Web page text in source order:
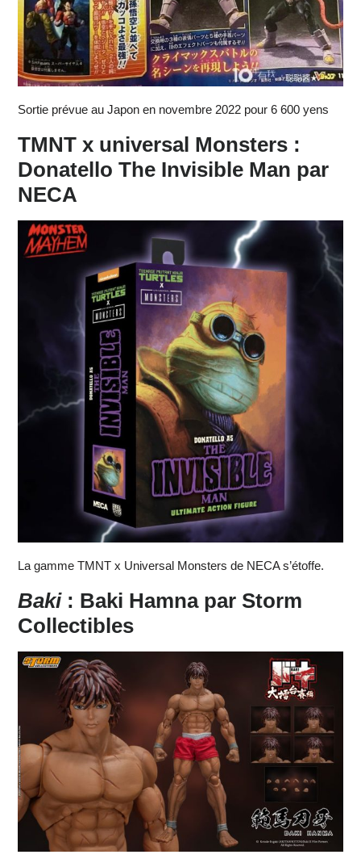
Sortie prévue au Japon en novembre 2022 pour 6 600 yens
TMNT x universal Monsters :
Donatello The Invisible Man par
NECA
La gamme TMNT x Universal Monsters de NECA s’étoffe.
Baki: Baki Hamna par Storm
Collectibles